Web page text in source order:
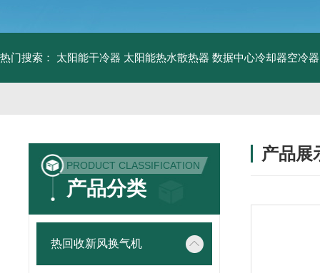
热门搜索： 太阳能干冷器 太阳能热水散热器 数据中心冷却器空冷器
PRODUCT CLASSIFICATION
产品分类
热回收新风换气机
产品展